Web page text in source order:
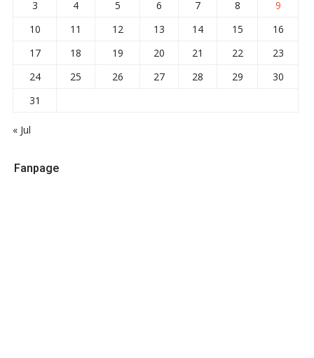
3
4 5 6 7 8
9
10
11 12 13 14 15
16
17
18 19 20 21 22
23
24
25 26 27 28 29
30
31
« Jul
Fanpage